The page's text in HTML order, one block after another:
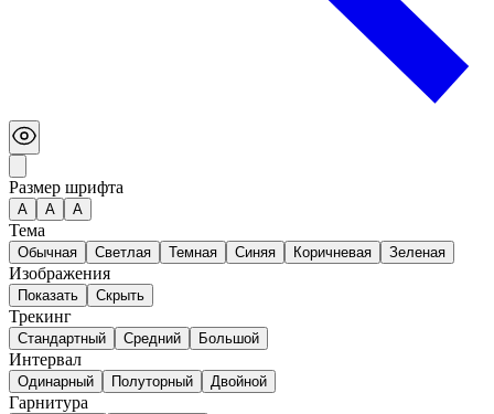
Размер шрифта
А A A
Тема
Обычная Светлая Темная Синяя Коричневая Зеленая
Изображения
Показать Скрыть
Трекинг
Стандартный Средний Большой
Интервал
Одинарный Полуторный Двойной
Гарнитура